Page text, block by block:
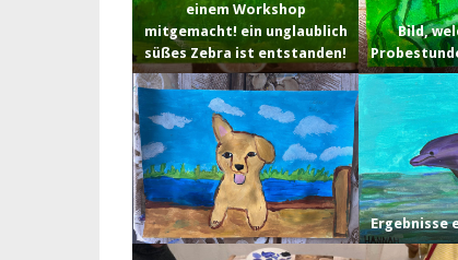
einem Workshop
mitgemacht! ein unglaublich
süßes Zebra ist entstanden!
Bild,
Ergebnisse